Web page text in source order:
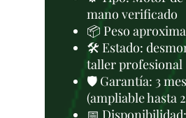
mano verificado
📦 Peso
🛠 Estado:
taller profesional
🛡️ Garantía: 3
(ampliable hasta
📅